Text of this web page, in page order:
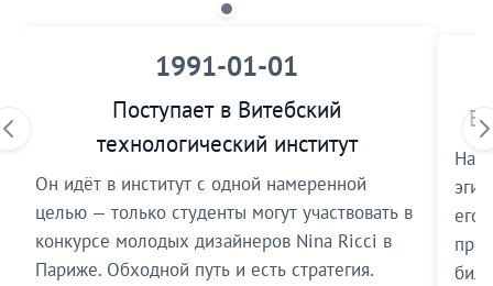
1991-01-01
Поступает в Витебский
технологический институт
Он идёт в институт с одной намеренной
целью — только студенты могут участвовать в
конкурсе молодых дизайнеров Nina Ricci в
Париже. Обходной путь и есть стратегия.
На
его